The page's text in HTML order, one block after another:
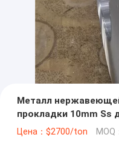
Металл
прокладки 10mm Ss
прокладки мебели
Цена：$2700/ton MOQ